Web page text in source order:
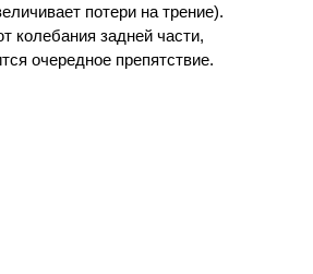
потери на трение).
колебания задней части,
очередное препятствие.